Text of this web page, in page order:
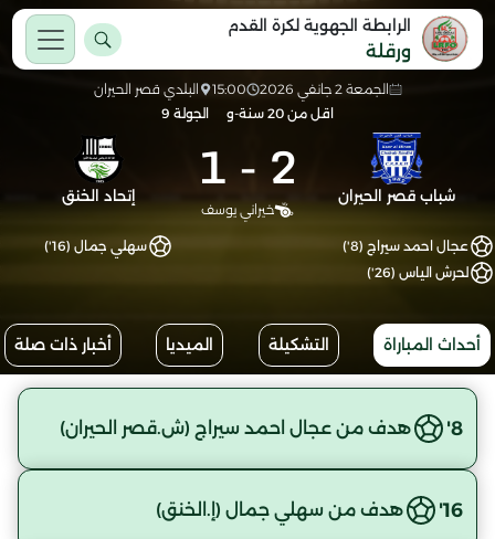
الرابطة الجهوية لكرة القدم
ورقلة
الجمعة 2 جانفي 2026 15:00
البلدي قصر الحيران
اقل من 20 سنة-و
الجولة 9
شباب قصر الحيران 2
-
1
خيراني يوسف
إتحاد الخنق
عجال احمد سيراج (8')
لحرش الياس (26')
سهلي جمال (16')
أحداث المباراة التشكيلة الميديا أخبار ذات صلة
8' هدف من عجال احمد سيراج (ش.قصر الحيران)
16' هدف من سهلي جمال (إ.الخنق)